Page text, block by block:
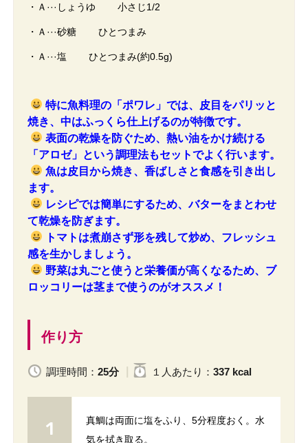
・Ａ···しょうゆ 小さじ1/2
・Ａ···砂糖 ひとつまみ
・Ａ···塩 ひとつまみ(約0.5g)
特に魚料理の「ポワレ」では、皮目をパリッと
焼き、中はふっくら仕上げるのが特徴です。
表面の乾燥を防ぐため、熱い油をかけ続ける
「アロゼ」という調理法もセットでよく行います。
魚は皮目から焼き、香ばしさと食感を引き出し
ます。
レシピでは簡単にするため、バターをまとわせ
て乾燥を防ぎます。
トマトは煮崩さず形を残して炒め、フレッシュ
感を生かしましょう。
野菜は丸ごと使うと栄養価が高くなるため、ブ
ロッコリーは茎まで使うのがオススメ！
作り方
調理時間： 25分 １人 あたり ： 337 kcal
真鯛は両面に塩をふり、5分程度おく。水
気を拭き取る。